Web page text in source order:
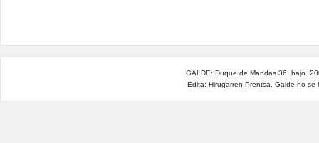
«Diversidad
sexual
identidad
de
género»
GALDE: Duque de Mandas 36, bajo.
Edita: Hirugarren Prentsa. Galde no